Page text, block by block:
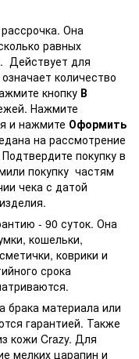
Она
равных
Действует для
количество
кнопку В
Нажмите
и нажмите Оформить
на рассмотрение
покупку в
покупку частям
чека с датой
- 90 суток. Она
кошельки,
коврики и
срока
брака материала или
гарантией. Также
кожи Crazy. Для
мелких царапин и